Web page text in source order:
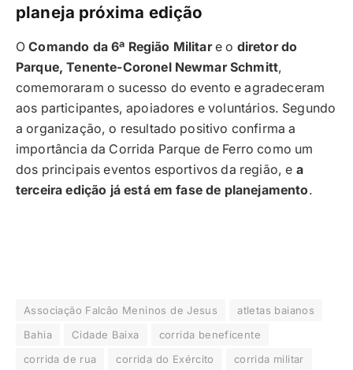
planeja próxima edição
OComando da 6ª Região Militare o diretor do
Parque, Tenente-Coronel Newmar Schmitt,
comemoraram o sucesso do evento e agradeceram
aos participantes, apoiadores e voluntários. Segundo
a organização, o resultado positivo confirma a
importância da Corrida Parque de Ferro como um
dos principais eventos esportivos da região, e a
terceira edição já está em fase de planejamento.
Associação Falcão Meninos de Jesus
atletas baianos
Bahia
Cidade Baixa
corrida beneficente
corrida de rua
corrida do Exército
corrida militar